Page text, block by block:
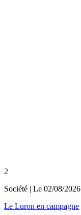
2
Société | Le 02/08/2026
Le Luron en campagne